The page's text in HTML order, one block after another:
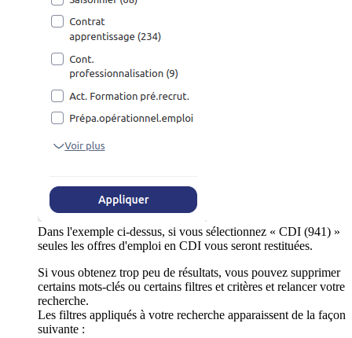
Dans l'exemple ci-dessus, si vous sélectionnez « CDI (941) »
seules les offres d'emploi en CDI vous seront restituées.
Si vous obtenez trop peu de résultats, vous pouvez supprimer
certains mots-clés ou certains filtres et critères et relancer votre
recherche.
Les filtres appliqués à votre recherche apparaissent de la façon
suivante :